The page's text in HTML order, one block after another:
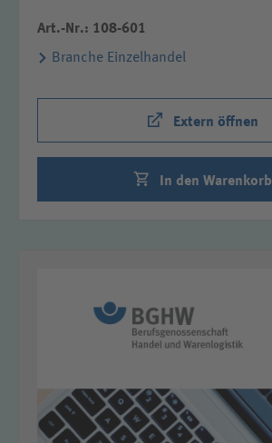
Art.-Nr.: 108-601
Branche Einzelhandel
Extern öffnen
In den Warenkorb